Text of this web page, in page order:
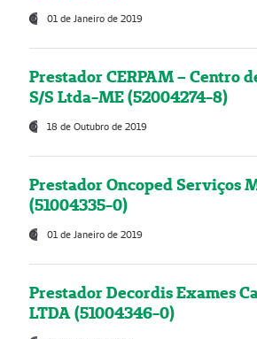
01 de Janeiro de 2019
Prestador CERPAM – Centro
S/S Ltda-ME (52004274-8)
18 de Outubro de 2019
Prestador Oncoped Serviços
(51004335-0)
01 de Janeiro de 2019
Prestador Decordis Exames
LTDA (51004346-0)